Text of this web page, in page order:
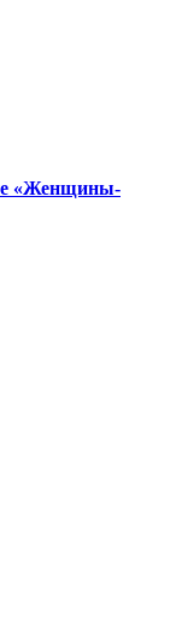
«Женщины-